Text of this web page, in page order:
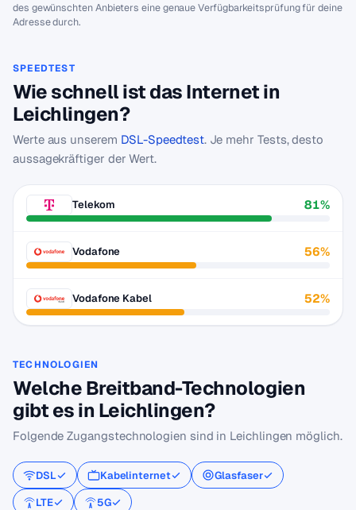
des gewünschten Anbieters eine genaue Verfügbarkeitsprüfung für deine
Adresse durch.
SPEEDTEST
Wie schnell ist das Internet in
Leichlingen?
Werte aus unserem DSL-Speedtest. Je mehr Tests, desto
aussagekräftiger der Wert.
Telekom 81%
Vodafone 56%
Vodafone Kabel 52%
TECHNOLOGIEN
Welche Breitband-Technologien
gibt es in Leichlingen?
Folgende Zugangstechnologien sind in Leichlingen möglich.
DSL Kabelinternet
Glasfaser
LTE
5G